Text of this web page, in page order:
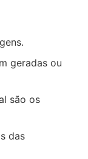
geradas ou
são os
das